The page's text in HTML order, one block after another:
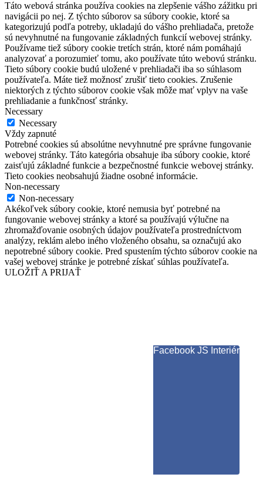
Táto webová stránka používa cookies na zlepšenie vášho zážitku pri
navigácii po nej. Z týchto súborov sa súbory cookie, ktoré sa
kategorizujú podľa potreby, ukladajú do vášho prehliadača, pretože
sú nevyhnutné na fungovanie základných funkcií webovej stránky.
Používame tiež súbory cookie tretích strán, ktoré nám pomáhajú
analyzovať a porozumieť tomu, ako používate túto webovú stránku.
Tieto súbory cookie budú uložené v prehliadači iba so súhlasom
používateľa. Máte tiež možnosť zrušiť tieto cookies. Zrušenie
niektorých z týchto súborov cookie však môže mať vplyv na vaše
prehliadanie a funkčnosť stránky.
Necessary
Necessary
Vždy zapnuté
Potrebné cookies sú absolútne nevyhnutné pre správne fungovanie
webovej stránky. Táto kategória obsahuje iba súbory cookie, ktoré
zaisťujú základné funkcie a bezpečnostné funkcie webovej stránky.
Tieto cookies neobsahujú žiadne osobné informácie.
Non-necessary
Non-necessary
Akékoľvek súbory cookie, ktoré nemusia byť potrebné na
fungovanie webovej stránky a ktoré sa používajú výlučne na
zhromažďovanie osobných údajov používateľa prostredníctvom
analýzy, reklám alebo iného vloženého obsahu, sa označujú ako
nepotrebné súbory cookie. Pred spustením týchto súborov cookie na
vašej webovej stránke je potrebné získať súhlas používateľa.
ULOŽIŤ A PRIJAŤ
Facebook JS Interiér